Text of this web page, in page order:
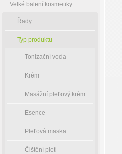
Velké balení kosmetiky
Řady
Typ produktu
Tonizační voda
Krém
Masážní pleťový krém
Esence
Pleťová maska
Čištění pleti